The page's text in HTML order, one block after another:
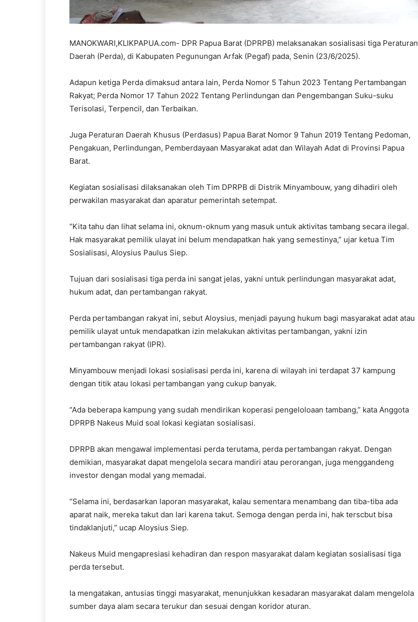
MANOKWARI,KLIKPAPUA.com- DPR Papua Barat (DPRPB) melaksanakan sosialisasi tiga Peraturan
Daerah (Perda), di Kabupaten Pegunungan Arfak (Pegaf) pada, Senin (23/6/2025).
Adapun ketiga Perda dimaksud antara lain, Perda Nomor 5 Tahun 2023 Tentang Pertambangan
Rakyat; Perda Nomor 17 Tahun 2022 Tentang Perlindungan dan Pengembangan Suku-suku
Terisolasi, Terpencil, dan Terbaikan.
Juga Peraturan Daerah Khusus (Perdasus) Papua Barat Nomor 9 Tahun 2019 Tentang Pedoman,
Pengakuan, Perlindungan, Pemberdayaan Masyarakat adat dan Wilayah Adat di Provinsi Papua
Barat.
Kegiatan sosialisasi dilaksanakan oleh Tim DPRPB di Distrik Minyambouw, yang dihadiri oleh
perwakilan masyarakat dan aparatur pemerintah setempat.
“Kita tahu dan lihat selama ini, oknum-oknum yang masuk untuk aktivitas tambang secara ilegal.
Hak masyarakat pemilik ulayat ini belum mendapatkan hak yang semestinya,” ujar ketua Tim
Sosialisasi, Aloysius Paulus Siep.
Tujuan dari sosialisasi tiga perda ini sangat jelas, yakni untuk perlindungan masyarakat adat,
hukum adat, dan pertambangan rakyat.
Perda pertambangan rakyat ini, sebut Aloysius, menjadi payung hukum bagi masyarakat adat atau
pemilik ulayat untuk mendapatkan izin melakukan aktivitas pertambangan, yakni izin
pertambangan rakyat (IPR).
Minyambouw menjadi lokasi sosialisasi perda ini, karena di wilayah ini terdapat 37 kampung
dengan titik atau lokasi pertambangan yang cukup banyak.
“Ada beberapa kampung yang sudah mendirikan koperasi pengeloloaan tambang,” kata Anggota
DPRPB Nakeus Muid soal lokasi kegiatan sosialisasi.
DPRPB akan mengawal implementasi perda terutama, perda pertambangan rakyat. Dengan
demikian, masyarakat dapat mengelola secara mandiri atau perorangan, juga menggandeng
investor dengan modal yang memadai.
“Selama ini, berdasarkan laporan masyarakat, kalau sementara menambang dan tiba-tiba ada
aparat naik, mereka takut dan lari karena takut. Semoga dengan perda ini, hak terscbut bisa
tindaklanjuti,” ucap Aloysius Siep.
Nakeus Muid mengapresiasi kehadiran dan respon masyarakat dalam kegiatan sosialisasi tiga
perda tersebut.
Ia mengatakan, antusias tinggi masyarakat, menunjukkan kesadaran masyarakat dalam mengelola
sumber daya alam secara terukur dan sesuai dengan koridor aturan.